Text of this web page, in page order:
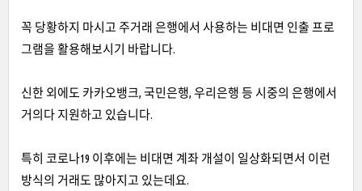
꼭 당황하지 마시고 주거래 은행에서 사용하는 비대면 인출 프로
그램을 활용해보시기 바랍니다.
신한 외에도 카카오뱅크, 국민은행, 우리은행 등 시중의 은행에서
거의다 지원하고 있습니다.
특히 코로나19 이후에는 비대면 계좌 개설이 일상화되면서 이런
방식의 거래도 많아지고 있는데요.